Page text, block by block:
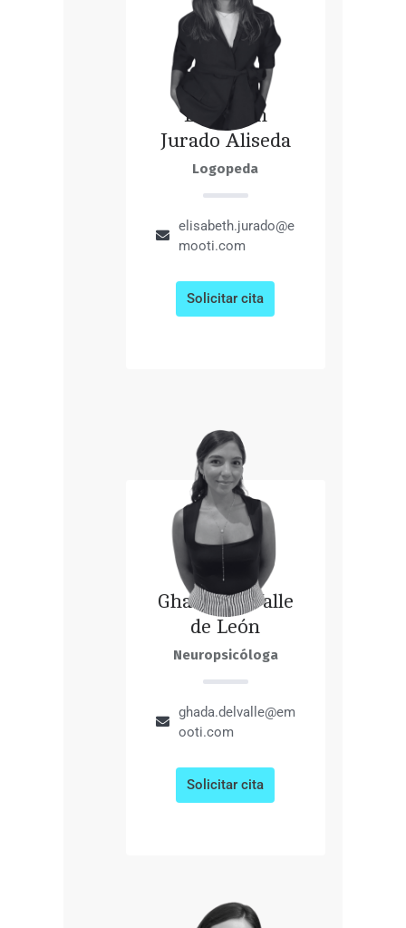
Elisabeth
Jurado Aliseda
Logopeda
elisabeth.jurado@e
mooti.com
Solicitar cita
Ghada del Valle
de León
Neuropsicóloga
ghada.delvalle@em
ooti.com
Solicitar cita